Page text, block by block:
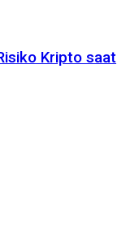
Kripto saat